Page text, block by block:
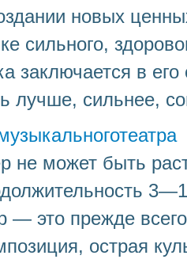
новых
сильного,
заключается в
лучше, сильнее,
не может быть
— это прежде
острая